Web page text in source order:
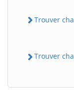
Trouver
Trouver